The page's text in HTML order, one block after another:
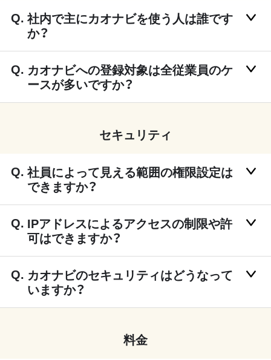
社内で主にカオナビを使う人は誰です
か？
カオナビへの登録対象は全従業員のケ
ースが多いですか？
セキュリティ
社員によって見える範囲の権限設定は
できますか？
IPアドレスによるアクセスの制限や許
可はできますか？
カオナビのセキュリティはどうなって
いますか？
料金